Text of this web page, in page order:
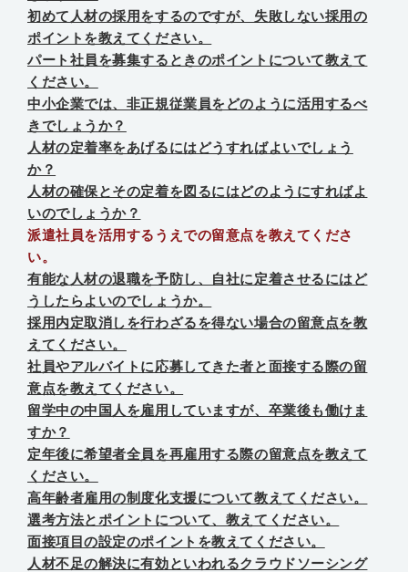
初めて人材の採用をするのですが、失敗しない採用の
ポイントを教えてください。
パート社員を募集するときのポイントについて教えて
ください。
中小企業では、非正規従業員をどのように活用するべ
きでしょうか？
人材の定着率をあげるにはどうすればよいでしょう
か？
人材の確保とその定着を図るにはどのようにすればよ
いのでしょうか？
派遣社員を活用するうえでの留意点を教えてくださ
い。
有能な人材の退職を予防し、自社に定着させるにはど
うしたらよいのでしょうか。
採用内定取消しを行わざるを得ない場合の留意点を教
えてください。
社員やアルバイトに応募してきた者と面接する際の留
意点を教えてください。
留学中の中国人を雇用していますが、卒業後も働けま
すか？
定年後に希望者全員を再雇用する際の留意点を教えて
ください。
高年齢者雇用の制度化支援について教えてください。
選考方法とポイントについて、教えてください。
面接項目の設定のポイントを教えてください。
人材不足の解決に有効といわれるクラウドソーシング